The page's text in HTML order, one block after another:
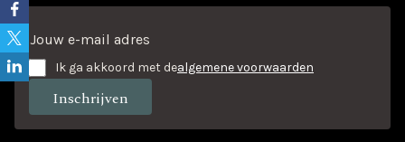
Ik ga akkoord met dealgemene voorwaarden